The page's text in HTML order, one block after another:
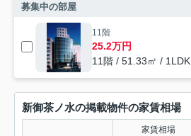
募集中の部屋
11階
25.2万円
11階 / 51.33㎡ / 1LDK
新御茶ノ水の掲載物件の家賃相場
家賃相場